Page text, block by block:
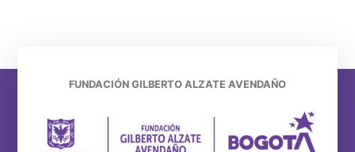
FUNDACIÓN GILBERTO ALZATE AVENDAÑO